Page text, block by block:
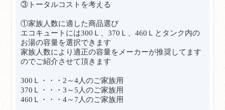
③トータルコストを考える
①家族人数に適した商品選び
エコキュートには300Ｌ、370Ｌ、460Ｌとタンク内の
お湯の容量を選択できます
家族人数により適正の容量をメーカーが推奨してます
のでご紹介させて頂きます
300Ｌ・・・2～4人のご家族用
370Ｌ・・・3～5人のご家族用
460Ｌ・・・4～7人のご家族用